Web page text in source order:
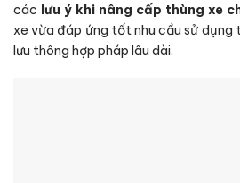
các lưu ý khi nâng cấp thùng xe
xe vừa đáp ứng tốt nhu cầu sử dụng
lưu thông hợp pháp lâu dài.